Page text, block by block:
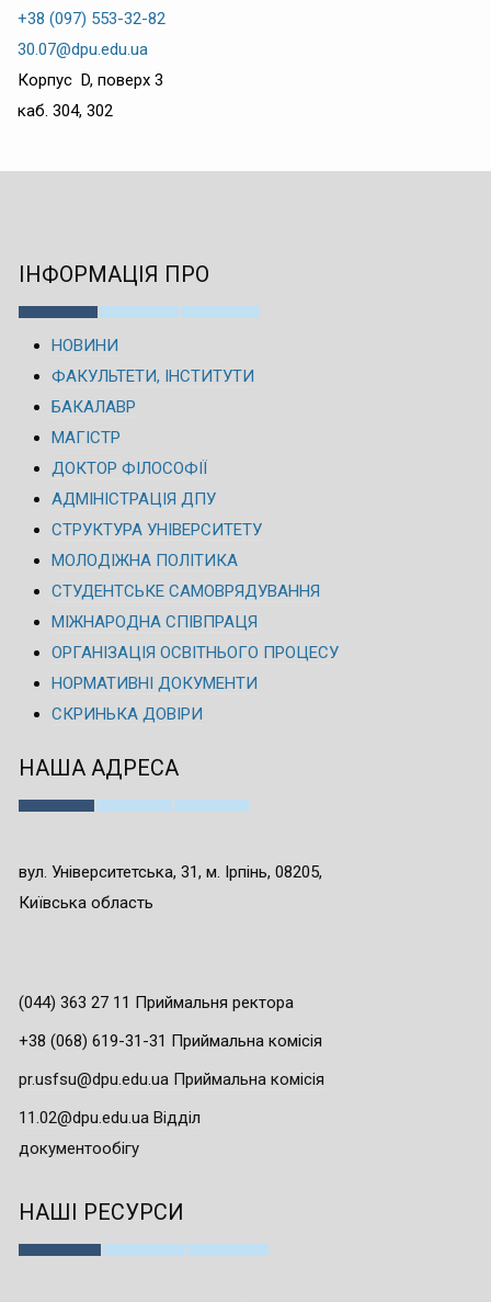
+38 (097) 553-32-82
30.07@dpu.edu.ua
Корпус D, поверх 3
каб. 304, 302
ІНФОРМАЦІЯ ПРО
НОВИНИ
ФАКУЛЬТЕТИ, ІНСТИТУТИ
БАКАЛАВР
МАГІСТР
ДОКТОР ФІЛОСОФІЇ
АДМІНІСТРАЦІЯ ДПУ
СТРУКТУРА УНІВЕРСИТЕТУ
МОЛОДІЖНА ПОЛІТИКА
СТУДЕНТСЬКЕ САМОВРЯДУВАННЯ
МІЖНАРОДНА СПІВПРАЦЯ
ОРГАНІЗАЦІЯ ОСВІТНЬОГО ПРОЦЕСУ
НОРМАТИВНІ ДОКУМЕНТИ
СКРИНЬКА ДОВІРИ
НАША АДРЕСА
вул. Університетська, 31, м. Ірпінь, 08205,
Київська область
(044) 363 27 11 Приймальня ректора
+38 (068) 619-31-31 Приймальна комісія
pr.usfsu@dpu.edu.ua Приймальна комісія
11.02@dpu.edu.ua Відділ
документообігу
НАШІ РЕСУРСИ